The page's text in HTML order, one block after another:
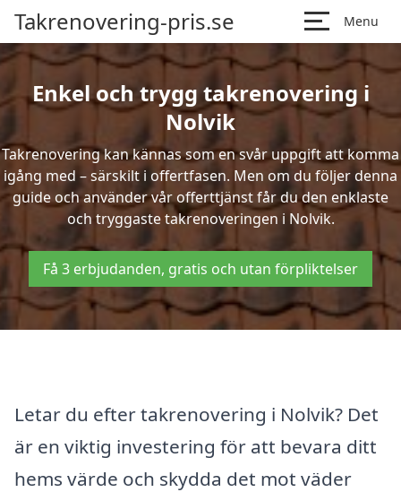
Takrenovering-pris.se Menu
Enkel och trygg takrenovering i
Nolvik
Takrenovering kan kännas som en svår uppgift att komma
igång med – särskilt i offertfasen. Men om du följer denna
guide och använder vår offerttjänst får du den enklaste
och tryggaste takrenoveringen i Nolvik.
Få 3 erbjudanden, gratis och utan förpliktelser
Letar du efter takrenovering i Nolvik? Det
är en viktig investering för att bevara ditt
hems värde och skydda det mot väder